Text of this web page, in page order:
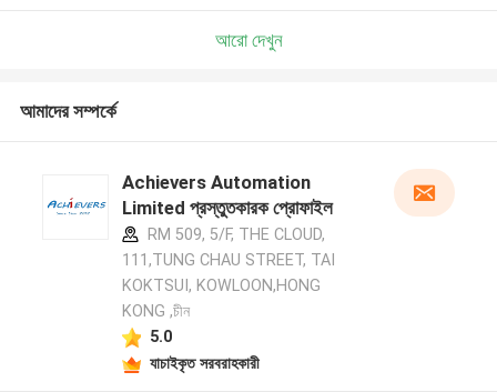
আরো দেখুন
আমাদের সম্পর্কে
Achievers Automation
Limited প্রস্তুতকারক প্রোফাইল
RM 509, 5/F, THE CLOUD,
111,TUNG CHAU STREET, TAI
KOKTSUI, KOWLOON,HONG
KONG ,চীন
5.0
যাচাইকৃত সরবরাহকারী